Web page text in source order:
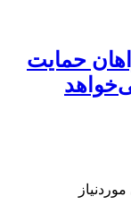
حمایت